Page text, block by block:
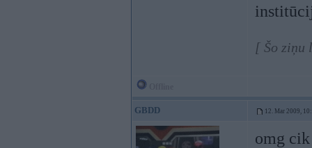
[ Šo ziņu
GBDD 12. Mar 2009,
omg